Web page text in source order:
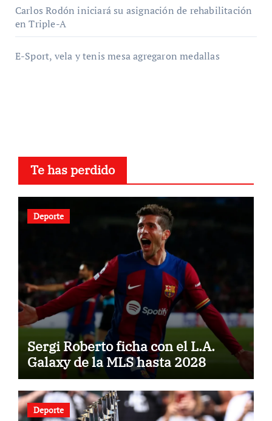
Carlos Rodón iniciará su asignación de rehabilitación
en Triple-A
E-Sport, vela y tenis mesa agregaron medallas
Te has perdido
Deporte
Sergi Roberto ficha con el L.A.
Galaxy de la MLS hasta 2028
Deporte